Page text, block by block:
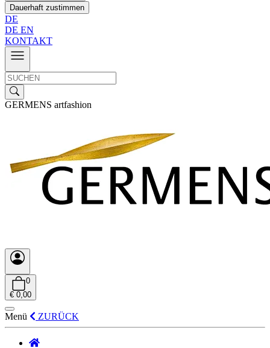
Dauerhaft zustimmen
DE
DE EN
KONTAKT
GERMENS artfashion
0
€ 0,00
Menü ZURÜCK